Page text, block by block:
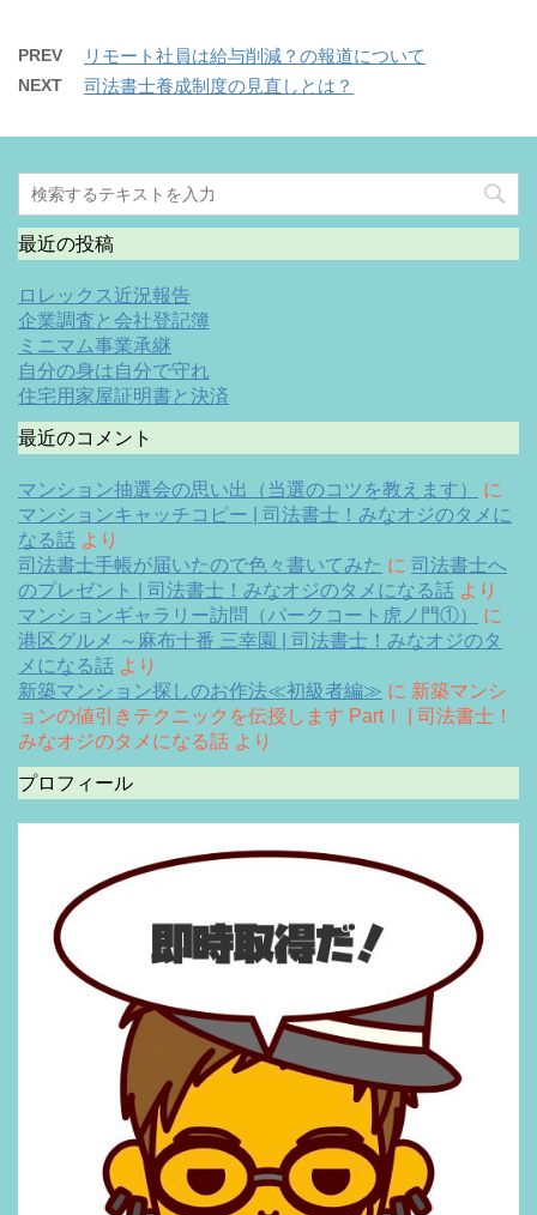
PREV リモート社員は給与削減？の報道について
NEXT 司法書士養成制度の見直しとは？
最近の投稿
ロレックス近況報告
企業調査と会社登記簿
ミニマム事業承継
自分の身は自分で守れ
住宅用家屋証明書と決済
最近のコメント
マンション抽選会の思い出（当選のコツを教えます）
に
マンションキャッチコピー | 司法書士！みなオジのタメに
なる話 より
司法書士手帳が届いたので色々書いてみた に 司法書士へ
のプレゼント | 司法書士！みなオジのタメになる話 より
マンションギャラリー訪問（パークコート虎ノ門①）
に
港区グルメ ～麻布十番 三幸園 | 司法書士！みなオジのタ
メになる話 より
新築マンション探しのお作法≪初級者編≫ に 新築マンシ
ョンの値引きテクニックを伝授します PartⅠ | 司法書士！
みなオジのタメになる話 より
プロフィール